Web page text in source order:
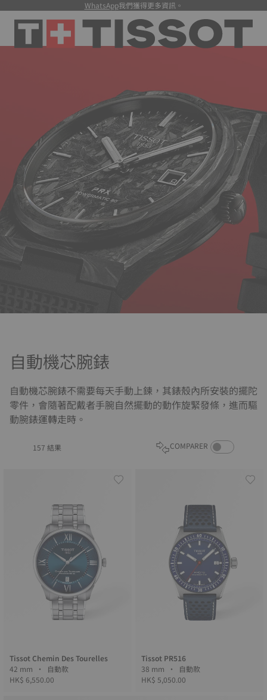
WhatsApp我們獲得更多資訊。
自動機芯腕錶
自動機芯腕錶不需要每天手動上鍊，其錶殼內所安裝的擺陀
零件，會隨著配戴者手腕自然擺動的動作旋緊發條，進而驅
動腕錶運轉走時。
157 結果 COMPARER COMPARE
Tissot Chemin Des Tourelles
42 mm • 自動款
HK$ 6,550.00
Tissot PR516
38 mm • 自動款
HK$ 5,050.00